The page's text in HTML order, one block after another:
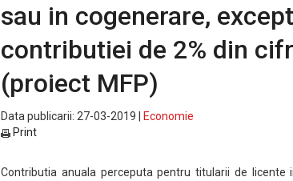
sau in cogenerare,
contributiei de 2% din
(proiect MFP)
Data publicarii: 27-03-2019 |
Economie
Print
Contributia anuala perceputa pentru titularii de